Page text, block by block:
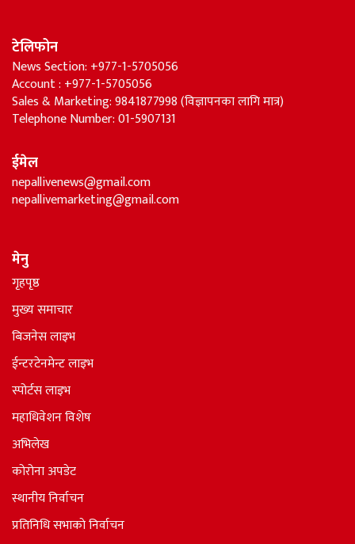
टेलिफोन
News Section: +977-1-5705056
Account : +977-1-5705056
Sales & Marketing: 9841877998 (विज्ञापनका लागि मात्र)
Telephone Number: 01-5907131
ईमेल
nepallivenews@gmail.com
nepallivemarketing@gmail.com
मेनु
गृहपृष्ठ
मुख्य समाचार
बिजनेस लाइभ
ईन्टरटेनमेन्ट लाइभ
स्पोर्टस लाइभ
महाधिवेशन विशेष
अभिलेख
कोरोना अपडेट
स्थानीय निर्वाचन
प्रतिनिधि सभाकाे निर्वाचन